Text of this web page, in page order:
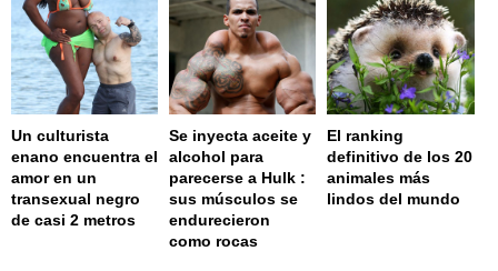
Un culturista
enano encuentra el
amor en un
transexual negro
de casi 2 metros
Se inyecta aceite y
alcohol para
parecerse a Hulk :
sus músculos se
endurecieron
como rocas
El ranking
definitivo de los 20
animales más
lindos del mundo